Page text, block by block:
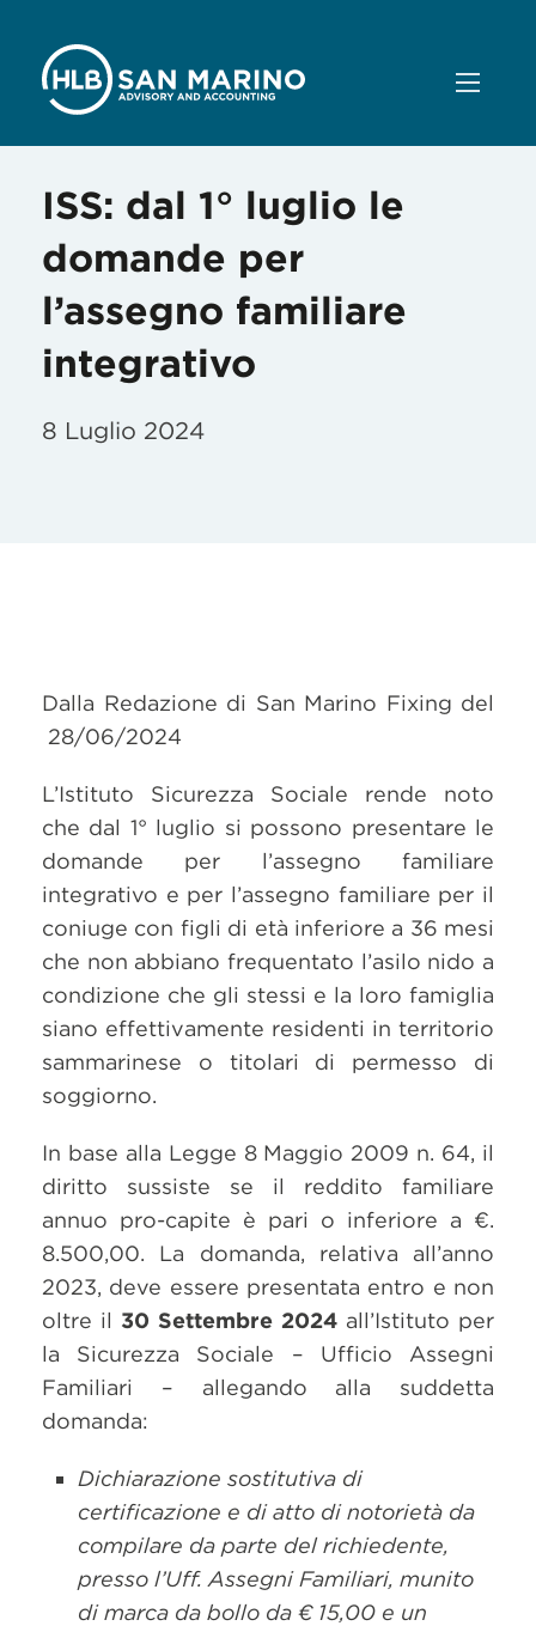
ISS: dal 1° luglio le
domande per
l’assegno familiare
integrativo
8 Luglio 2024
Dalla Redazione di San Marino Fixing del
28/06/2024
L’Istituto Sicurezza Sociale rende noto
che dal 1° luglio si possono presentare le
domande per l’assegno familiare
integrativo e per l’assegno familiare per il
coniuge con figli di età inferiore a 36 mesi
che non abbiano frequentato l’asilo nido a
condizione che gli stessi e la loro famiglia
siano effettivamente residenti in territorio
sammarinese o titolari di permesso di
soggiorno.
In base alla Legge 8 Maggio 2009 n. 64, il
diritto sussiste se il reddito familiare
annuo pro-capite è pari o inferiore a €.
8.500,00. La domanda, relativa all’anno
2023, deve essere presentata entro e non
oltre il 30 Settembre 2024 all’Istituto per
la Sicurezza Sociale – Ufficio Assegni
Familiari – allegando alla suddetta
domanda:
Dichiarazione sostitutiva di
certificazione e di atto di notorietà da
compilare da parte del richiedente,
presso l’Uff. Assegni Familiari, munito
di marca da bollo da € 15,00 e un